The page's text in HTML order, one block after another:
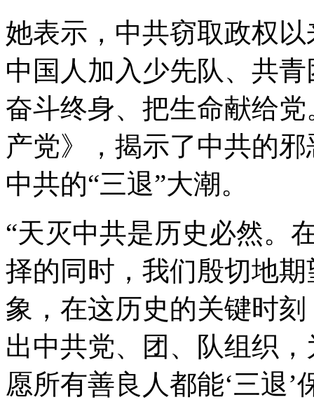
她表示，中共窃取政权
中国人加入少先队、共
奋斗终身、把生命献给
产党》，揭示了中共的
中共的“三退”大潮。
“天灭中共是历史必然。
择的同时，我们殷切地
象，在这历史的关键时
出中共党、团、队组织
愿所有善良人都能‘三退’